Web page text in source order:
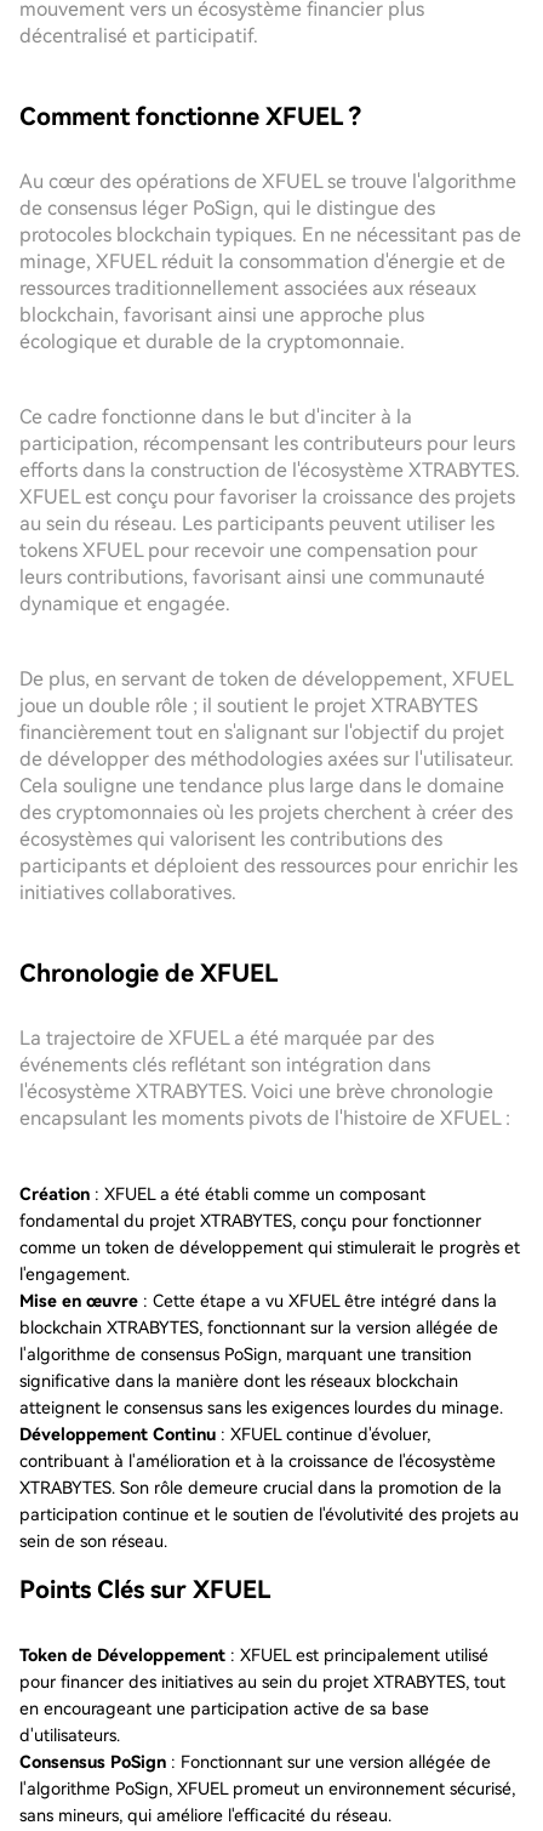
mouvement vers un écosystème financier plus
décentralisé et participatif.
Comment fonctionne XFUEL ?
Au cœur des opérations de XFUEL se trouve l'algorithme
de consensus léger PoSign, qui le distingue des
protocoles blockchain typiques. En ne nécessitant pas de
minage, XFUEL réduit la consommation d'énergie et de
ressources traditionnellement associées aux réseaux
blockchain, favorisant ainsi une approche plus
écologique et durable de la cryptomonnaie.
Ce cadre fonctionne dans le but d'inciter à la
participation, récompensant les contributeurs pour leurs
efforts dans la construction de l'écosystème XTRABYTES.
XFUEL est conçu pour favoriser la croissance des projets
au sein du réseau. Les participants peuvent utiliser les
tokens XFUEL pour recevoir une compensation pour
leurs contributions, favorisant ainsi une communauté
dynamique et engagée.
De plus, en servant de token de développement, XFUEL
joue un double rôle ; il soutient le projet XTRABYTES
financièrement tout en s'alignant sur l'objectif du projet
de développer des méthodologies axées sur l'utilisateur.
Cela souligne une tendance plus large dans le domaine
des cryptomonnaies où les projets cherchent à créer des
écosystèmes qui valorisent les contributions des
participants et déploient des ressources pour enrichir les
initiatives collaboratives.
Chronologie de XFUEL
La trajectoire de XFUEL a été marquée par des
événements clés reflétant son intégration dans
l'écosystème XTRABYTES. Voici une brève chronologie
encapsulant les moments pivots de l'histoire de XFUEL :
Création : XFUEL a été établi comme un composant
fondamental du projet XTRABYTES, conçu pour fonctionner
comme un token de développement qui stimulerait le progrès et
l'engagement.
Mise en œuvre : Cette étape a vu XFUEL être intégré dans la
blockchain XTRABYTES, fonctionnant sur la version allégée de
l'algorithme de consensus PoSign, marquant une transition
significative dans la manière dont les réseaux blockchain
atteignent le consensus sans les exigences lourdes du minage.
Développement Continu : XFUEL continue d'évoluer,
contribuant à l'amélioration et à la croissance de l'écosystème
XTRABYTES. Son rôle demeure crucial dans la promotion de la
participation continue et le soutien de l'évolutivité des projets au
sein de son réseau.
Points Clés sur XFUEL
Token de Développement : XFUEL est principalement utilisé
pour financer des initiatives au sein du projet XTRABYTES, tout
en encourageant une participation active de sa base
d'utilisateurs.
Consensus PoSign : Fonctionnant sur une version allégée de
l'algorithme PoSign, XFUEL promeut un environnement sécurisé,
sans mineurs, qui améliore l'efficacité du réseau.